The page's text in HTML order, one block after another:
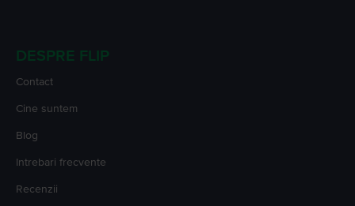
DESPRE FLIP
Contact
Cine suntem
Blog
Intrebari frecvente
Recenzii